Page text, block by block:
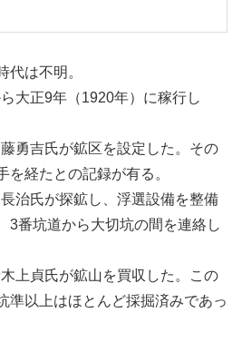
代は不明。
大正9年（1920年）に稼行し
勇吉氏が鉱区を設定した。その
を経たとの記録が有る。
治氏が探鉱し、浮選設備を整備
3番坑道から大切坑の間を連絡し
上貞氏が鉱山を買収した。この
準以上はほとんど採掘済みであっ